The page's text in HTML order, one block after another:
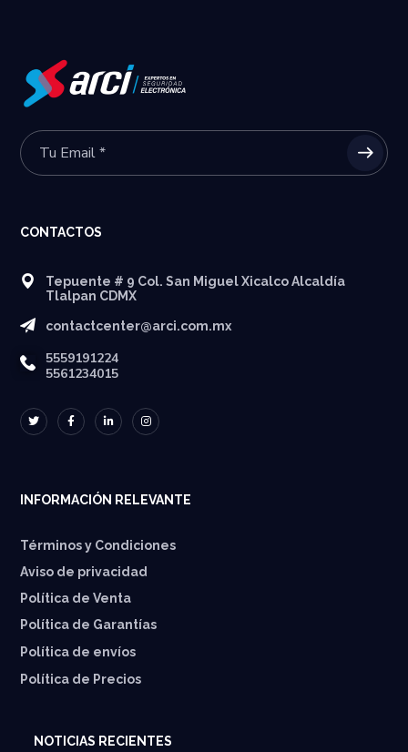
CONTACTOS
Tepuente # 9 Col. San Miguel Xicalco Alcaldía
Tlalpan CDMX
contactcenter@arci.com.mx
5559191224
5561234015
INFORMACIÓN RELEVANTE
Términos y Condiciones
Aviso de privacidad
Política de Venta
Política de Garantías
⁠Política de envíos
Política de Precios
NOTICIAS RECIENTES